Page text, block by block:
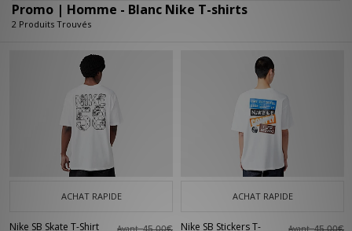
Promo | Homme - Blanc Nike T-shirts
2 Produits Trouvés
ACHAT RAPIDE
Nike SB Skate T-Shirt Avant
ACHAT RAPIDE
Nike SB Stickers T-
Avant